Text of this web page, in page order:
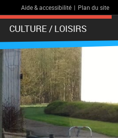
Aide & accessibilité | Plan du site
CULTURE / LOISIRS